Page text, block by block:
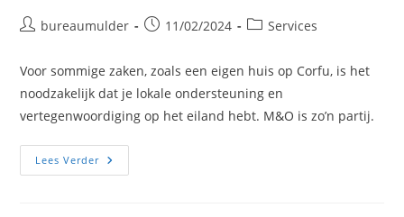
Berichtbureaumulder
Bericht11/02/2024 Berichtcategorie:
Services
Voor sommige zaken, zoals een eigen huis op Corfu, is het
noodzakelijk dat je lokale ondersteuning en
vertegenwoordiging op het eiland hebt. M&O is zo’n partij.
Lees VerderMeijer&Overduin